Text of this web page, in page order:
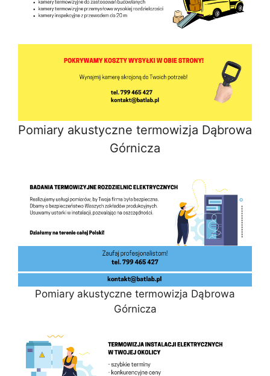
Pomiary akustyczne termowizja Dąbrowa
Górnicza
Pomiary akustyczne termowizja Dąbrowa
Górnicza